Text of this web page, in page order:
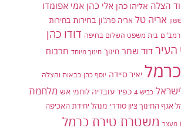
הצלה אליהו כהן אלי כהן אמי אפומדו
אריה טל אריה פרג'ון בחירות בחירות
רמב"ם בית משפט השלום בחיפה דודו כהן
העיר דוד שחר חינוך חינוך מיוחד חרבות
יאיר סיידה יוסף כהן כבאות והצלה
כביש 4 כפיר עובדיה לוחמי אש מלחמת
אגף החינוך ציון סודרי מנהל יחידת האכיפה
מעצר משטרת טירת כרמל